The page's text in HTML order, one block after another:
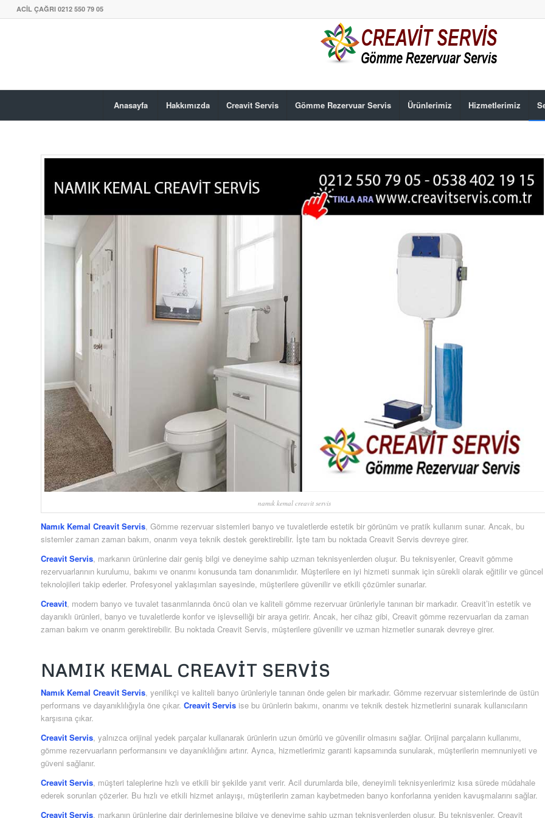
ACİL ÇAĞRI 0212 550 79 05
Anasayfa Hakkımızda Creavit Servis Gömme Rezervuar Servis Ürünlerimiz Hizmetlerimiz
namık kemal creavit servis
Namık Kemal Creavit Servis, Gömme rezervuar sistemleri banyo ve tuvaletlerde estetik bir görünüm ve pratik kullanım sunar. Ancak, bu
sistemler zaman zaman bakım, onarım veya teknik destek gerektirebilir. İşte tam bu noktada Creavit Servis devreye girer.
Creavit Servis, markanın ürünlerine dair geniş bilgi ve deneyime sahip uzman teknisyenlerden oluşur. Bu teknisyenler, Creavit gömme
rezervuarlarının kurulumu, bakımı ve onarımı konusunda tam donanımlıdır. Müşterilere en iyi hizmeti sunmak için sürekli olarak eğitilir ve güncel
teknolojileri takip ederler. Profesyonel yaklaşımları sayesinde, müşterilere güvenilir ve etkili çözümler sunarlar.
Creavit, modern banyo ve tuvalet tasarımlarında öncü olan ve kaliteli gömme rezervuar ürünleriyle tanınan bir markadır. Creavit’in estetik ve
dayanıklı ürünleri, banyo ve tuvaletlerde konfor ve işlevselliği bir araya getirir. Ancak, her cihaz gibi, Creavit gömme rezervuarları da zaman
zaman bakım ve onarım gerektirebilir. Bu noktada Creavit Servis, müşterilere güvenilir ve uzman hizmetler sunarak devreye girer.
NAMIK KEMAL CREAVIT SERVIS
Namık Kemal Creavit Servis, yenilikçi ve kaliteli banyo ürünleriyle tanınan önde gelen bir markadır. Gömme rezervuar sistemlerinde de üstün
performans ve dayanıklılığıyla öne çıkar. Creavit Servis ise bu ürünlerin bakımı, onarımı ve teknik destek hizmetlerini sunarak kullanıcıların
karşısına çıkar.
Creavit Servis, yalnızca orijinal yedek parçalar kullanarak ürünlerin uzun ömürlü ve güvenilir olmasını sağlar. Orijinal parçaların kullanımı,
gömme rezervuarların performansını ve dayanıklılığını artırır. Ayrıca, hizmetlerimiz garanti kapsamında sunularak, müşterilerin memnuniyeti ve
güveni sağlanır.
Creavit Servis, müşteri taleplerine hızlı ve etkili bir şekilde yanıt verir. Acil durumlarda bile, deneyimli teknisyenlerimiz kısa sürede müdahale
ederek sorunları çözerler. Bu hızlı ve etkili hizmet anlayışı, müşterilerin zaman kaybetmeden banyo konforlarına yeniden kavuşmalarını sağlar.
Creavit Servis, markanın ürünlerine dair derinlemesine bilgiye ve deneyime sahip uzman teknisyenlerden oluşur. Bu teknisyenler, Creavit